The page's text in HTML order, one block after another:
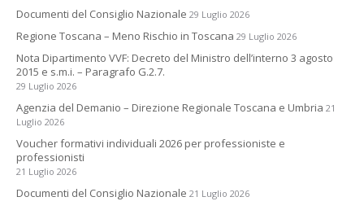
Documenti del Consiglio Nazionale 29 Luglio 2026
Regione Toscana – Meno Rischio in Toscana 29 Luglio 2026
Nota Dipartimento VVF: Decreto del Ministro dell’interno 3 agosto
2015 e s.m.i. – Paragrafo G.2.7.
29 Luglio 2026
Agenzia del Demanio – Direzione Regionale Toscana e Umbria 21
Luglio 2026
Voucher formativi individuali 2026 per professioniste e
professionisti
21 Luglio 2026
Documenti del Consiglio Nazionale 21 Luglio 2026